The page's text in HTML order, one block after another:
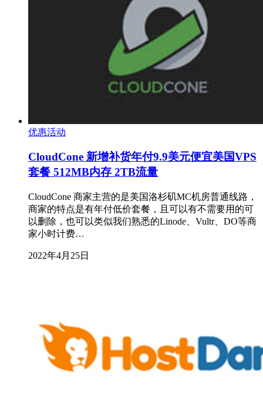
优惠活动
CloudCone 新增补货年付9.9美元便宜美国VPS
套餐 512MB内存 2TB流量
CloudCone 商家主营的是美国洛杉矶MC机房普通线路，
商家的特点是有年付低价套餐，且可以有不需要用的可
以删除，也可以类似我们熟悉的Linode、Vultr、DO等商
家小时计费…
2022年4月25日